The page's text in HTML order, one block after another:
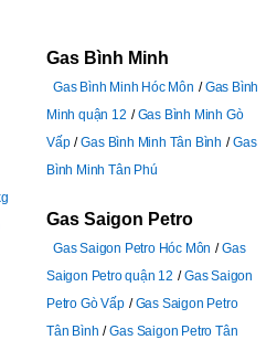
Gas Bình Minh
Gas Bình Minh Hóc Môn
Gas Bình
Minh quận 12
Gas Bình Minh Gò
Vấp
Gas Bình Minh Tân Bình
Gas
Bình Minh Tân Phú
Gas Saigon Petro
Gas Saigon Petro Hóc Môn
Gas
Saigon Petro quận 12
Gas Saigon
Petro Gò Vấp
Gas Saigon Petro
Tân Bình
Gas Saigon Petro Tân